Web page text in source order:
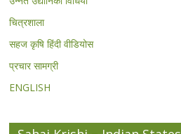
चित्रशाला
सहज कृषि हिंदी वीडियोस
प्रचार सामग्री
ENGLISH